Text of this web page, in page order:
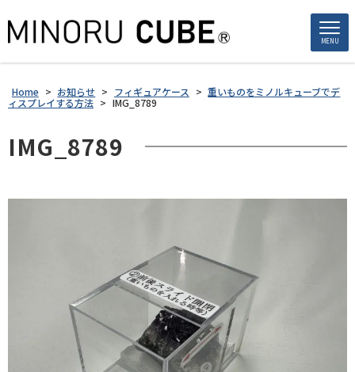
MENU
Home > お知らせ > フィギュアケース > 重いものをミノルキューブでデ
ィスプレイする方法 > IMG_8789
IMG_8789